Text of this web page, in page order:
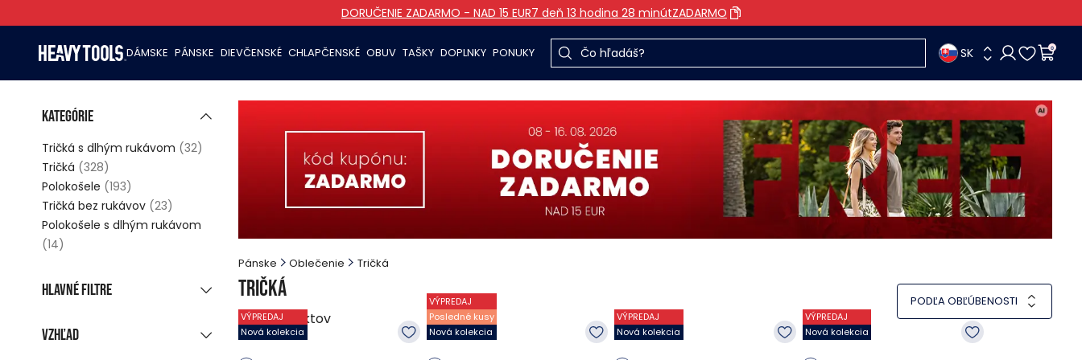
DORUČENIE ZADARMO - NAD 15 EUR7 deň 13 hodina 27 minútZADARMO
DÁMSKE PÁNSKE DIEVČENSKÉ CHLAPČENSKÉ OBUV TAŠKY DOPLNKY PONUKY SK 0
Pánske Oblečenie Tričká
Tričká
590produktov
PODĽA OBĽÚBENOSTI
VÝPREDAJ
Nová kolekcia
VÝPREDAJ
Posledné kusy
Nová kolekcia
VÝPREDAJ
Nová kolekcia
VÝPREDAJ
Nová kolekcia
Kategórie
Tričká s dlhým rukávom (32)
Tričká (328)
Polokošele (193)
Tričká bez rukávov (23)
Polokošele s dlhým rukávom
(14)
Hlavné filtre
Vzhľad